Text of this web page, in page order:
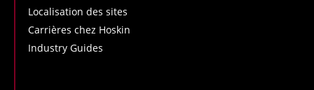
Localisation des sites
Carrières chez Hoskin
Industry Guides